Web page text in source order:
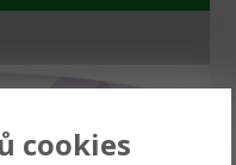
cookies